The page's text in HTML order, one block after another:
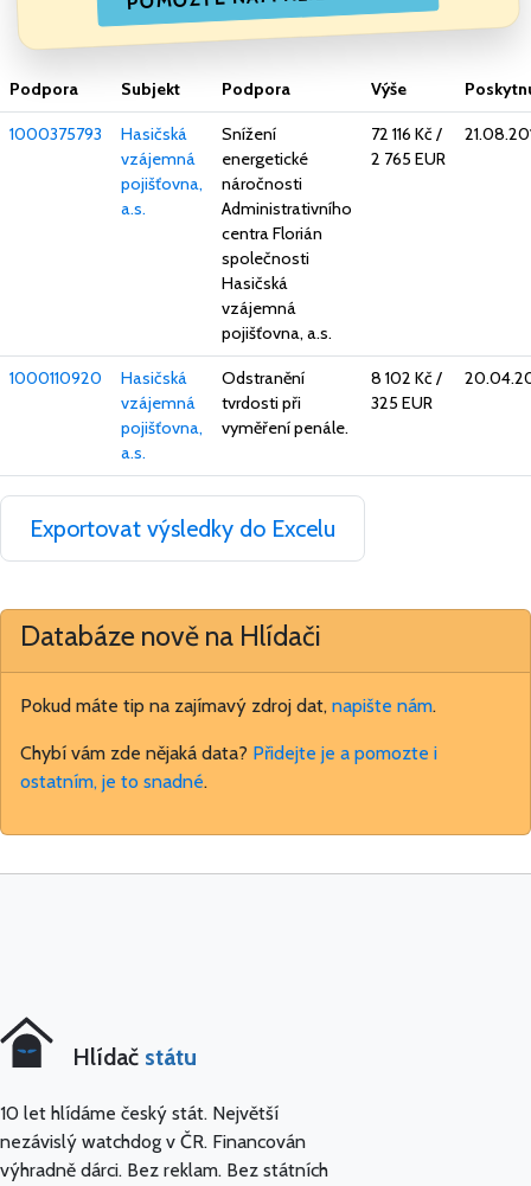
Podpora Subjekt Podpora Výše
1000375793
Hasičská
vzájemná
pojišťovna,
a.s.
Snížení
energetické
náročnosti
Administrativního
centra Florián
společnosti
Hasičská
vzájemná
pojišťovna, a.s.
72 116 Kč /
2 765 EUR
1000110920
Hasičská
vzájemná
pojišťovna,
a.s.
Odstranění
tvrdosti při
vyměření penále.
8 102 Kč /
325 EUR
Exportovat výsledky do Excelu
Databáze nově na Hlídači
Pokud máte tip na zajímavý zdroj dat, napište nám.
Chybí vám zde nějaká data? Přidejte je a pomozte i
ostatním, je to snadné.
Hlídač státu
10 let hlídáme český stát. Největší
nezávislý watchdog v ČR. Financován
výhradně dárci. Bez reklam. Bez státních